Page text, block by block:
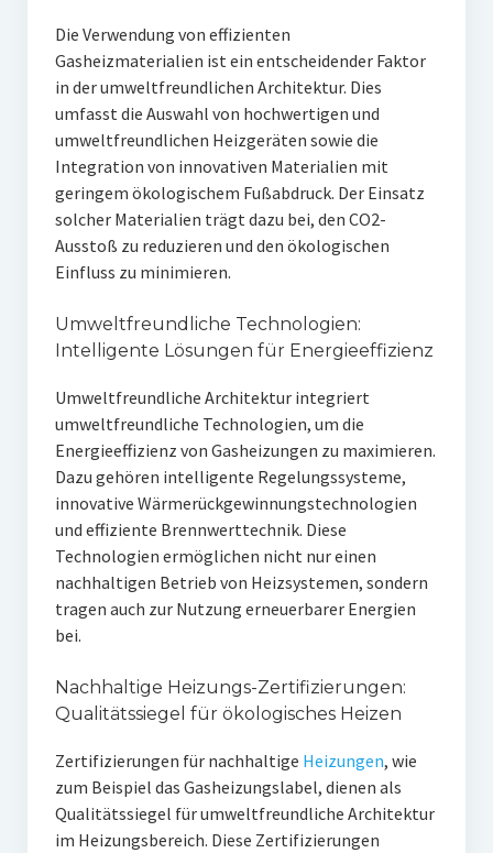
Die Verwendung von effizienten
Gasheizmaterialien ist ein entscheidender Faktor
in der umweltfreundlichen Architektur. Dies
umfasst die Auswahl von hochwertigen und
umweltfreundlichen Heizgeräten sowie die
Integration von innovativen Materialien mit
geringem ökologischem Fußabdruck. Der Einsatz
solcher Materialien trägt dazu bei, den CO2-
Ausstoß zu reduzieren und den ökologischen
Einfluss zu minimieren.
Umweltfreundliche Technologien:
Intelligente Lösungen für Energieeffizienz
Umweltfreundliche Architektur integriert
umweltfreundliche Technologien, um die
Energieeffizienz von Gasheizungen zu maximieren.
Dazu gehören intelligente Regelungssysteme,
innovative Wärmerückgewinnungstechnologien
und effiziente Brennwerttechnik. Diese
Technologien ermöglichen nicht nur einen
nachhaltigen Betrieb von Heizsystemen, sondern
tragen auch zur Nutzung erneuerbarer Energien
bei.
Nachhaltige Heizungs-Zertifizierungen:
Qualitätssiegel für ökologisches Heizen
Zertifizierungen für nachhaltige Heizungen, wie
zum Beispiel das Gasheizungslabel, dienen als
Qualitätssiegel für umweltfreundliche Architektur
im Heizungsbereich. Diese Zertifizierungen